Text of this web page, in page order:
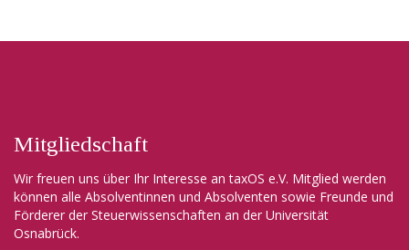
Mitgliedschaft
Wir freuen uns über Ihr Interesse an taxOS e.V. Mitglied werden
können alle Absolventinnen und Absolventen sowie Freunde und
Förderer der Steuerwissenschaften an der Universität
Osnabrück.